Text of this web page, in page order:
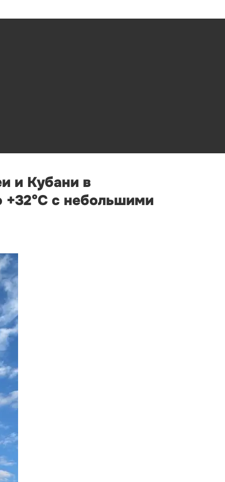
и Кубани в
+32°С с небольшими